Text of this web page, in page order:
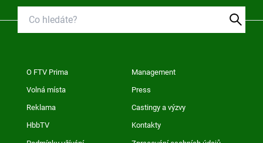
O FTV Prima Management
Volná místa Press
Reklama Castingy a výzvy
HbbTV Kontakty